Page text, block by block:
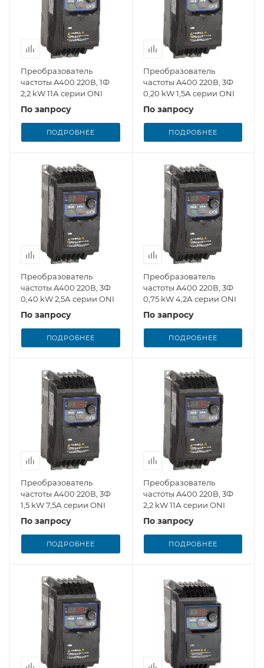
Преобразователь
частоты A400 220В, 1Ф
2,2 kW 11А серии ONI
По запросу
ПОДРОБНЕЕ
Преобразователь
частоты A400 220В, 3Ф
0,20 kW 1,5А серии ONI
По запросу
ПОДРОБНЕЕ
Преобразователь
частоты A400 220В, 3Ф
0,40 kW 2,5А серии ONI
По запросу
ПОДРОБНЕЕ
Преобразователь
частоты A400 220В, 3Ф
0,75 kW 4,2А серии ONI
По запросу
ПОДРОБНЕЕ
Преобразователь
частоты A400 220В, 3Ф
1,5 kW 7,5А серии ONI
По запросу
ПОДРОБНЕЕ
Преобразователь
частоты A400 220В, 3Ф
2,2 kW 11А серии ONI
По запросу
ПОДРОБНЕЕ